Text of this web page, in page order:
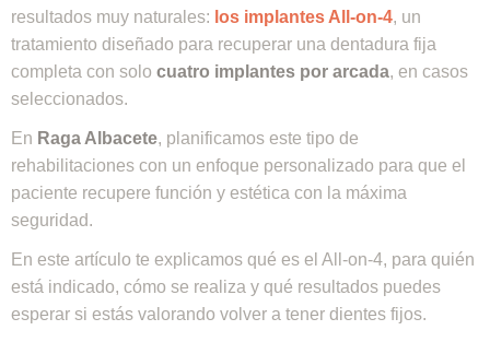
resultados muy naturales: los implantes All-on-4, un
tratamiento diseñado para recuperar una dentadura fija
completa con solo cuatro implantes por arcada, en casos
seleccionados.
En Raga Albacete, planificamos este tipo de
rehabilitaciones con un enfoque personalizado para que el
paciente recupere función y estética con la máxima
seguridad.
En este artículo te explicamos qué es el All-on-4, para quién
está indicado, cómo se realiza y qué resultados puedes
esperar si estás valorando volver a tener dientes fijos.